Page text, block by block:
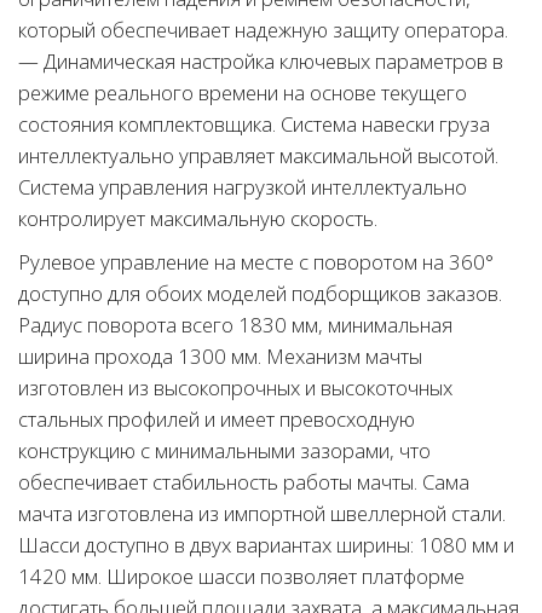
который обеспечивает надежную защиту оператора.
— Динамическая настройка ключевых параметров в
режиме реального времени на основе текущего
состояния комплектовщика. Система навески груза
интеллектуально управляет максимальной высотой.
Система управления нагрузкой интеллектуально
контролирует максимальную скорость.
Рулевое управление на месте с поворотом на 360°
доступно для обоих моделей подборщиков заказов.
Радиус поворота всего 1830 мм, минимальная
ширина прохода 1300 мм. Механизм мачты
изготовлен из высокопрочных и высокоточных
стальных профилей и имеет превосходную
конструкцию с минимальными зазорами, что
обеспечивает стабильность работы мачты. Сама
мачта изготовлена из импортной швеллерной стали.
Шасси доступно в двух вариантах ширины: 1080 мм и
1420 мм. Широкое шасси позволяет платформе